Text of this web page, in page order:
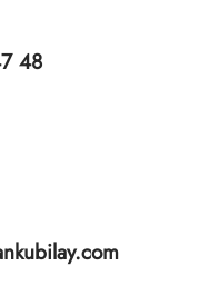
48